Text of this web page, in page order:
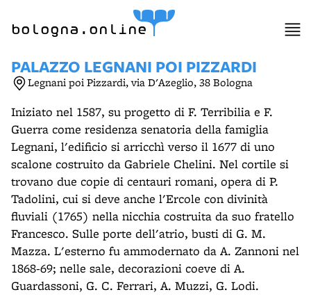
bologna.online
PALAZZO LEGNANI POI PIZZARDI
Legnani poi Pizzardi, via D'Azeglio, 38 Bologna
Iniziato nel 1587, su progetto di F. Terribilia e F.
Guerra come residenza senatoria della famiglia
Legnani, l'edificio si arricchì verso il 1677 di uno
scalone costruito da Gabriele Chelini. Nel cortile si
trovano due copie di centauri romani, opera di P.
Tadolini, cui si deve anche l'Ercole con divinità
fluviali (1765) nella nicchia costruita da suo fratello
Francesco. Sulle porte dell'atrio, busti di G. M.
Mazza. L'esterno fu ammodernato da A. Zannoni nel
1868-69; nelle sale, decorazioni coeve di A.
Guardassoni, G. C. Ferrari, A. Muzzi, G. Lodi.